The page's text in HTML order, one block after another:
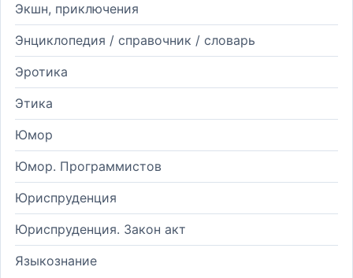
Экшн, приключения
Энциклопедия / справочник / словарь
Эротика
Этика
Юмор
Юмор. Программистов
Юриспруденция
Юриспруденция. Закон акт
Языкознание